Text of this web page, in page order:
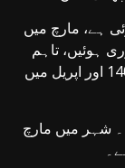
ہے، مارچ میں
چوری ہوئیں، تاہم
گاڑی چوری کے کیسز کم ہوئے۔ مارچ میں 140 اور اپریل میں
شہر میں مارچ